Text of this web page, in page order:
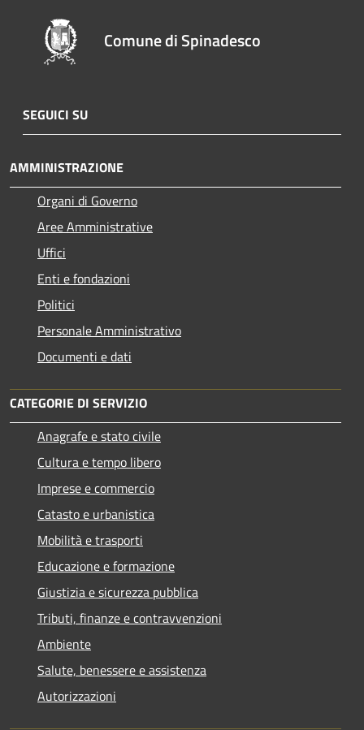
Comune di Spinadesco
SEGUICI SU
AMMINISTRAZIONE
Organi di Governo
Aree Amministrative
Uffici
Enti e fondazioni
Politici
Personale Amministrativo
Documenti e dati
CATEGORIE DI SERVIZIO
Anagrafe e stato civile
Cultura e tempo libero
Imprese e commercio
Catasto e urbanistica
Mobilità e trasporti
Educazione e formazione
Giustizia e sicurezza pubblica
Tributi, finanze e contravvenzioni
Ambiente
Salute, benessere e assistenza
Autorizzazioni